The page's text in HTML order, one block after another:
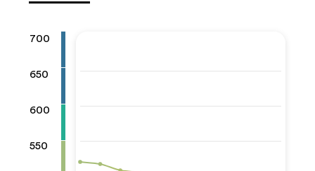
700
650
600
550